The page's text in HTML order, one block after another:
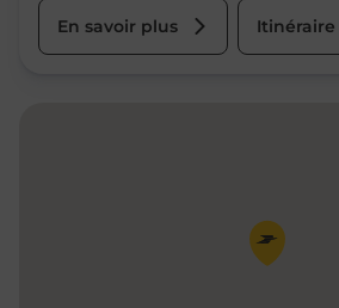
En savoir plus Itinéraire
Pin de la carte